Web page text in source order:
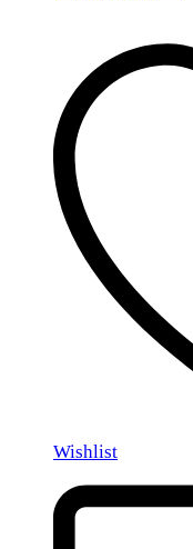
Wishlist